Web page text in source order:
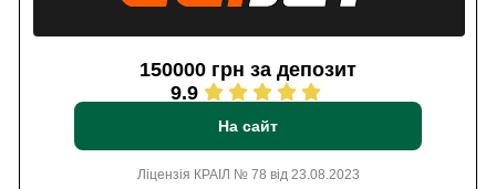
150000 грн за депозит
9.9
На сайт
Ліцензія КРАІЛ № 78 від 23.08.2023